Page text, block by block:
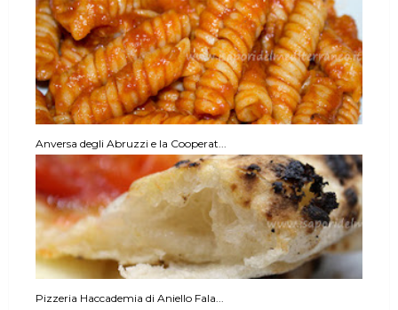
Anversa degli Abruzzi e la Cooperat...
Pizzeria Haccademia di Aniello Fala...